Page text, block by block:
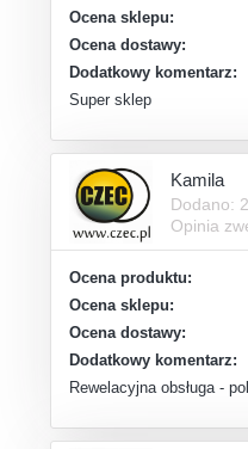
Ocena sklepu:
Ocena dostawy:
Dodatkowy komentarz:
Super sklep
Kamila
Dodano:
Opinia
Ocena produktu:
Ocena sklepu:
Ocena dostawy:
Dodatkowy komentarz:
Rewelacyjna obsługa -